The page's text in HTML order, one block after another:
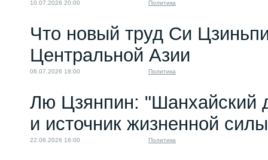
10.07.2026 20:00 Политика
Что новый труд Си
Центральной Азии
06.07.2026 18:00 Политика
Лю Цзянпин: "Шанхайский
и источник жизненной
22.06.2026 16:00 Политика